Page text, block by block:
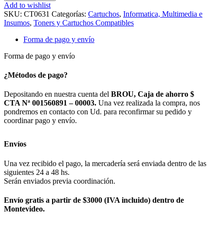
Add to wishlist
SKU: CT0631 Categorías: Cartuchos, Informatica, Multimedia e
Insumos, Toners y Cartuchos Compatibles
Forma de pago y envío
Forma de pago y envío
¿Métodos de pago?
Depositando en nuestra cuenta del BROU, Caja de ahorro $
CTA Nª 001560891 – 00003. Una vez realizada la compra, nos
pondremos en contacto con Ud. para reconfirmar su pedido y
coordinar pago y envío.
Envíos
Una vez recibido el pago, la mercadería será enviada dentro de las
siguientes 24 a 48 hs.
Serán enviados previa coordinación.
Envío gratis a partir de $3000 (IVA incluido) dentro de
Montevideo.